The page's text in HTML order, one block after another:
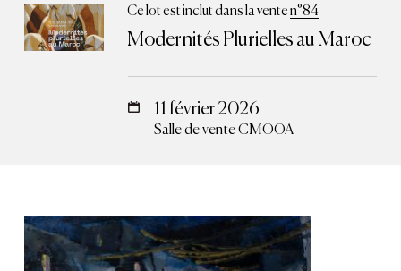
Ce lot est inclut dans la venten°84
Modernités Plurielles au Maroc
11 février 2026
Salle de vente CMOOA